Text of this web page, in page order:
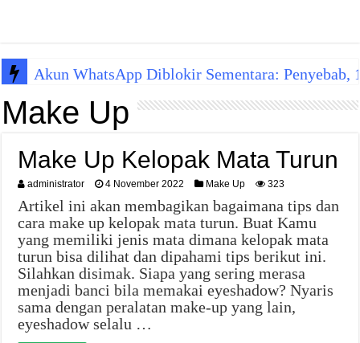
Akun WhatsApp Diblokir Sementara:
Make Up
Make Up Kelopak Mata Turun
administrator 4 November 2022 Make Up 323
Artikel ini akan membagikan bagaimana tips dan
cara make up kelopak mata turun. Buat Kamu
yang memiliki jenis mata dimana kelopak mata
turun bisa dilihat dan dipahami tips berikut ini.
Silahkan disimak. Siapa yang sering merasa
menjadi banci bila memakai eyeshadow? Nyaris
sama dengan peralatan make-up yang lain,
eyeshadow selalu …